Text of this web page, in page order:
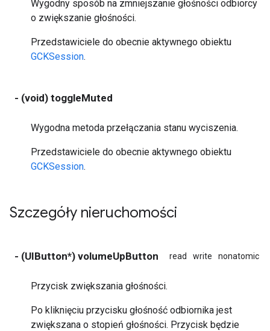
Wygodny sposób na zmniejszanie głośności odbiorcy
o zwiększanie głośności.
Przedstawiciele do obecnie aktywnego obiektu
GCKSession.
- (void) toggleMuted
Wygodna metoda przełączania stanu wyciszenia.
Przedstawiciele do obecnie aktywnego obiektu
GCKSession.
Szczegóły nieruchomości
- (UIButton*) volumeUpButton read write nonatomic
Przycisk zwiększania głośności.
Po kliknięciu przycisku głośność odbiornika jest
zwiększana o stopień głośności. Przycisk będzie